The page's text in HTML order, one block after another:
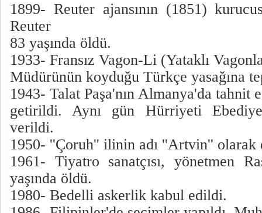
1899- Reuter ajansının (1851)
Reuter
83 yaşında öldü.
1933- Fransız Vagon-Li (Yataklı
Müdürünün koyduğu Türkçe yasağına
1943- Talat Paşa'nın Almanya'da tahnit
getirildi. Aynı gün Hürriyeti
verildi.
1950- ''Çoruh'' ilinin adı ''Artvin''
1961- Tiyatro sanatçısı, yönetmen
yaşında öldü.
1980- Bedelli askerlik kabul edildi.